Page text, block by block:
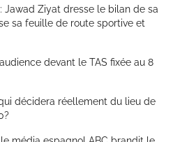
Jawad Ziyat dresse le bilan de sa
sa feuille de route sportive et
devant le TAS fixée au 8
décidera réellement du lieu de